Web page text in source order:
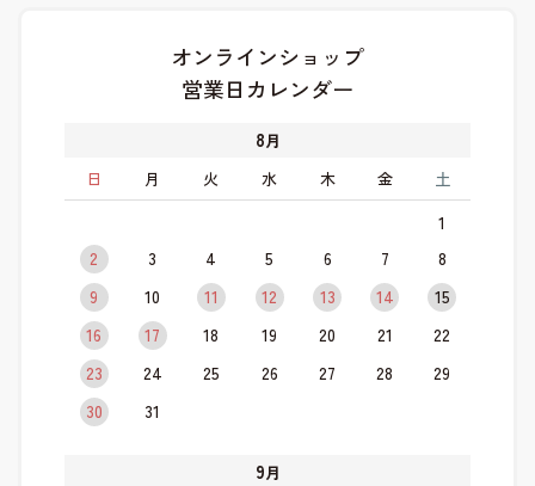
オンラインショップ
営業日カレンダー
8月
日
月 火 水 木 金 土
1
2
3 4 5 6 7
8
9
10 11 12 13 14
15
16
17 18 19 20 21
22
23
24 25 26 27 28
29
30
31
9月